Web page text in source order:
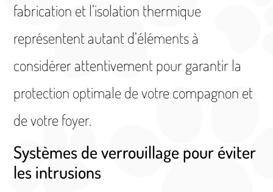
fabrication et l’isolation thermique
représentent autant d’éléments à
considérer attentivement pour garantir la
protection optimale de votre compagnon et
de votre foyer.
Systèmes de verrouillage pour éviter
les intrusions